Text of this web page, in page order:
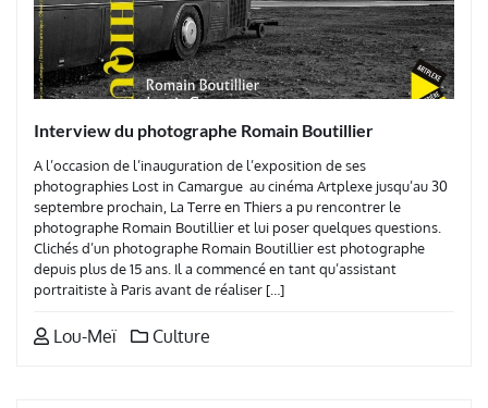
Interview du photographe Romain Boutillier
A l’occasion de l’inauguration de l’exposition de ses
photographies Lost in Camargue au cinéma Artplexe jusqu’au 30
septembre prochain, La Terre en Thiers a pu rencontrer le
photographe Romain Boutillier et lui poser quelques questions.
Clichés d’un photographe Romain Boutillier est photographe
depuis plus de 15 ans. Il a commencé en tant qu’assistant
portraitiste à Paris avant de réaliser […]
Lou-Meï Culture